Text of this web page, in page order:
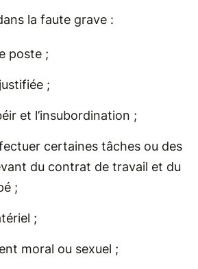
la faute grave :
poste ;
;
et l’insubordination ;
certaines tâches ou des
du contrat de travail et du
;
;
moral ou sexuel ;